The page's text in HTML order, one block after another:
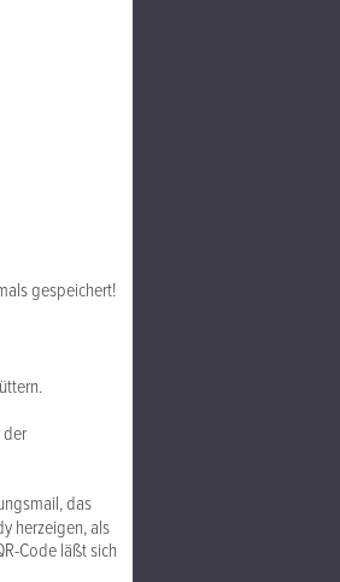
gespeichert!
der
das
herzeigen, als
Code läßt sich